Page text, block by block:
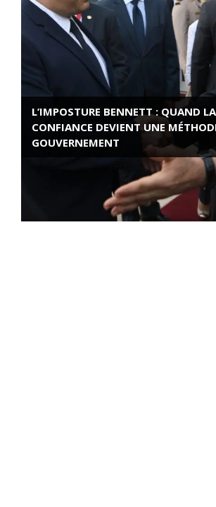
L’IMPOSTURE BENNETT : QUAND
CONFIANCE DEVIENT UNE
GOUVERNEMENT
ROSE VALLAND, HEROÏNE DE LA